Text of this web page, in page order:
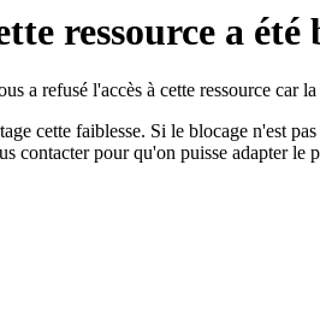
ressource a été
a refusé l'accès à cette ressource car
cette faiblesse. Si le blocage n'est
contacter pour qu'on puisse adapter le